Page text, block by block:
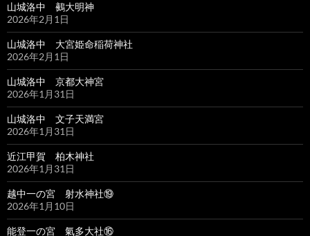
山城洛中 鵺大明神
2026年2月1日
山城洛中 大宮姫命稲荷神社
2026年2月1日
山城洛中 京都大神宮
2026年1月31日
山城洛中 文子天満宮
2026年1月31日
近江甲賀 柏木神社
2026年1月31日
越中一の宮 射水神社⑲
2026年1月10日
能登一の宮 氣多大社⑯